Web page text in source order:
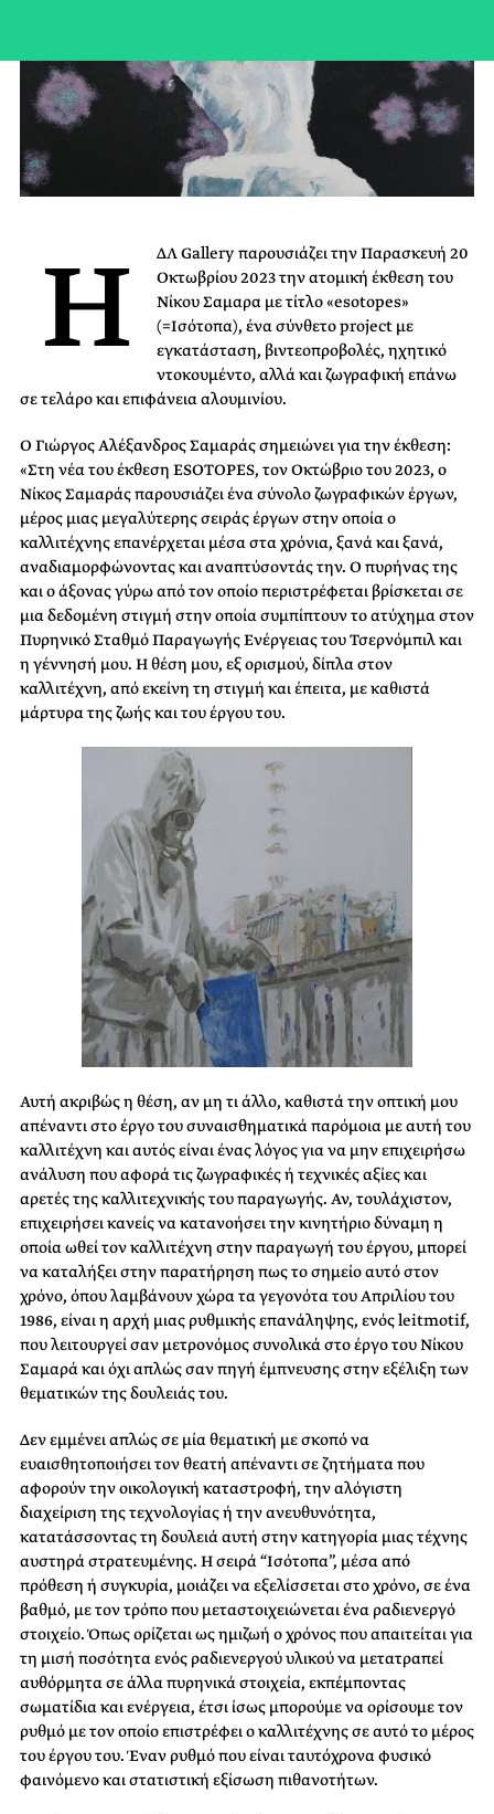
Η
ΔΛ Gallery παρουσιάζει την Παρασκευή 20
Οκτωβρίου 2023 την ατομική έκθεση του
Νίκου Σαμαρα με τίτλο «esotopes»
(=Ισότοπα), ένα σύνθετο project με
εγκατάσταση, βιντεοπροβολές, ηχητικό
ντοκουμέντο, αλλά και ζωγραφική επάνω
σε τελάρο και επιφάνεια αλουμινίου.
Ο Γιώργος Αλέξανδρος Σαμαράς σημειώνει για την έκθεση:
«Στη νέα του έκθεση ESOTOPES, τον Οκτώβριο του 2023, ο
Νίκος Σαμαράς παρουσιάζει ένα σύνολο ζωγραφικών έργων,
μέρος μιας μεγαλύτερης σειράς έργων στην οποία ο
καλλιτέχνης επανέρχεται μέσα στα χρόνια, ξανά και ξανά,
αναδιαμορφώνοντας και αναπτύσοντάς την. Ο πυρήνας της
και ο άξονας γύρω από τον οποίο περιστρέφεται βρίσκεται σε
μια δεδομένη στιγμή στην οποία συμπίπτουν το ατύχημα στον
Πυρηνικό Σταθμό Παραγωγής Ενέργειας του Τσερνόμπιλ και
η γέννησή μου. Η θέση μου, εξ ορισμού, δίπλα στον
καλλιτέχνη, από εκείνη τη στιγμή και έπειτα, με καθιστά
μάρτυρα της ζωής και του έργου του.
Αυτή ακριβώς η θέση, αν μη τι άλλο, καθιστά την οπτική μου
απέναντι στο έργο του συναισθηματικά παρόμοια με αυτή του
καλλιτέχνη και αυτός είναι ένας λόγος για να μην επιχειρήσω
ανάλυση που αφορά τις ζωγραφικές ή τεχνικές αξίες και
αρετές της καλλιτεχνικής του παραγωγής. Αν, τουλάχιστον,
επιχειρήσει κανείς να κατανοήσει την κινητήριο δύναμη η
οποία ωθεί τον καλλιτέχνη στην παραγωγή του έργου, μπορεί
να καταλήξει στην παρατήρηση πως το σημείο αυτό στον
χρόνο, όπου λαμβάνουν χώρα τα γεγονότα του Απριλίου του
1986, είναι η αρχή μιας ρυθμικής επανάληψης, ενός leitmotif,
που λειτουργεί σαν μετρονόμος συνολικά στο έργο του Νίκου
Σαμαρά και όχι απλώς σαν πηγή έμπνευσης στην εξέλιξη των
θεματικών της δουλειάς του.
Δεν εμμένει απλώς σε μία θεματική με σκοπό να
ευαισθητοποιήσει τον θεατή απέναντι σε ζητήματα που
αφορούν την οικολογική καταστροφή, την αλόγιστη
διαχείριση της τεχνολογίας ή την ανευθυνότητα,
κατατάσσοντας τη δουλειά αυτή στην κατηγορία μιας τέχνης
αυστηρά στρατευμένης. Η σειρά “Ισότοπα”, μέσα από
πρόθεση ή συγκυρία, μοιάζει να εξελίσσεται στο χρόνο, σε ένα
βαθμό, με τον τρόπο που μεταστοιχειώνεται ένα ραδιενεργό
στοιχείο. Όπως ορίζεται ως ημιζωή ο χρόνος που απαιτείται για
τη μισή ποσότητα ενός ραδιενεργού υλικού να μετατραπεί
αυθόρμητα σε άλλα πυρηνικά στοιχεία, εκπέμποντας
σωματίδια και ενέργεια, έτσι ίσως μπορούμε να ορίσουμε τον
ρυθμό με τον οποίο επιστρέφει ο καλλιτέχνης σε αυτό το μέρος
του έργου του. Έναν ρυθμό που είναι ταυτόχρονα φυσικό
φαινόμενο και στατιστική εξίσωση πιθανοτήτων.